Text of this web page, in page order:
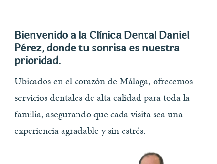
Bienvenido a la Clínica Dental Daniel
Pérez, donde tu sonrisa es nuestra
prioridad.
Ubicados en el corazón de Málaga, ofrecemos
servicios dentales de alta calidad para toda la
familia, asegurando que cada visita sea una
experiencia agradable y sin estrés.